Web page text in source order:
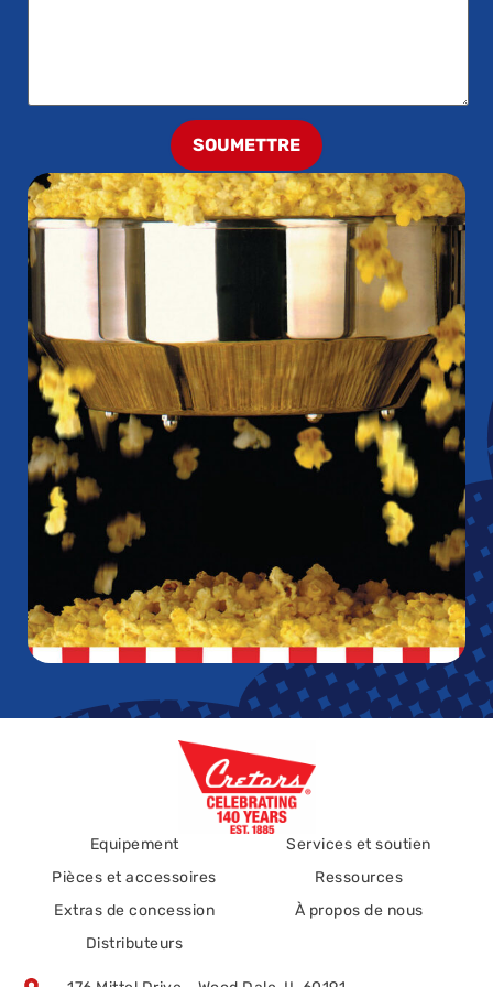
SOUMETTRE
Equipement
Pièces et accessoires
Extras de concession
Distributeurs
Services et soutien
Ressources
À propos de nous